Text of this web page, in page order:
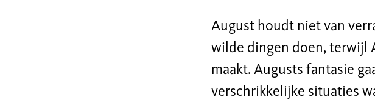
August houdt niet van
wilde dingen doen, terwijl
maakt. Augusts fantasie
verschrikkelijke situaties